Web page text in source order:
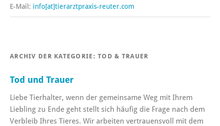
E-Mail: info[at]tierarztpraxis-reuter.com
ARCHIV DER KATEGORIE:TOD & TRAUER
Tod und Trauer
Liebe Tierhalter, wenn der gemeinsame Weg mit Ihrem
Liebling zu Ende geht stellt sich häufig die Frage nach dem
Verbleib Ihres Tieres. Wir arbeiten vertrauensvoll mit dem